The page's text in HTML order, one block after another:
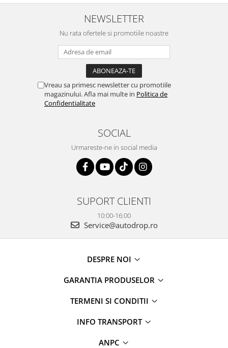
atras atentia ca nu era conectat
cablul de video de la camera
serviabili, livrare rapidă, suport
tehnic, totul impecabil, o să revin
la ei și pentru vi...
NEWSLETTER
Nu rata ofertele si promotiile noastre
Vreau sa primesc newsletter cu promotiile
magazinului. Afla mai multe in Politica de
Confidentialitate
SOCIAL
Urmareste-ne in social media
SUPORT CLIENTI
10:00-16:00
Service@autodrop.ro
DESPRE NOI
GARANTIA PRODUSELOR
TERMENI SI CONDITII
INFO TRANSPORT
ANPC